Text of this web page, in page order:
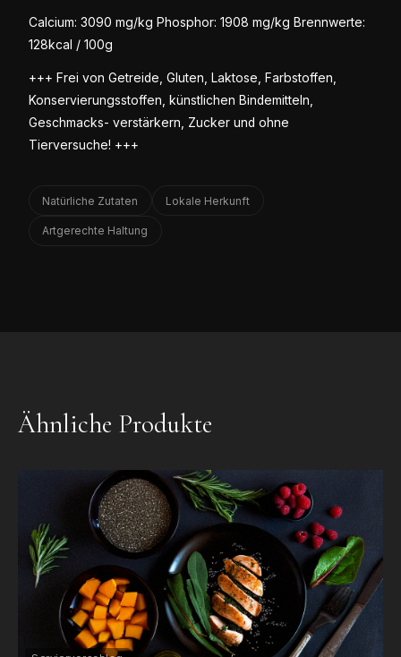
Calcium: 3090 mg/kg Phosphor: 1908 mg/kg Brennwerte:
128kcal / 100g
+++ Frei von Getreide, Gluten, Laktose, Farbstoffen,
Konservierungsstoffen, künstlichen Bindemitteln,
Geschmacks- verstärkern, Zucker und ohne
Tierversuche! +++
Natürliche Zutaten Lokale Herkunft
Artgerechte Haltung
Ähnliche Produkte